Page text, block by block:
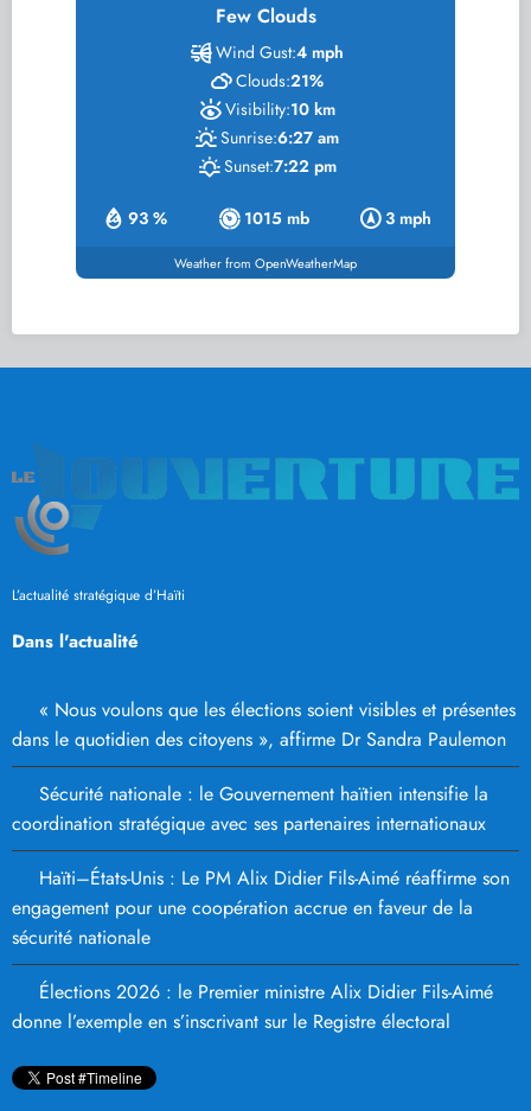
Few Clouds
93 % 1015 mb 3 mph
Wind Gust:4 mph
Clouds:21%
Visibility:10 km
Sunrise:6:27 am
Sunset:7:22 pm
Weather from OpenWeatherMap
L’actualité stratégique d’Haïti
Dans l'actualité
« Nous voulons que les élections soient visibles et présentes
dans le quotidien des citoyens », affirme Dr Sandra Paulemon
Sécurité nationale : le Gouvernement haïtien intensifie la
coordination stratégique avec ses partenaires internationaux
Haïti–États-Unis : Le PM Alix Didier Fils-Aimé réaffirme son
engagement pour une coopération accrue en faveur de la
sécurité nationale
Élections 2026 : le Premier ministre Alix Didier Fils-Aimé
donne l’exemple en s’inscrivant sur le Registre électoral